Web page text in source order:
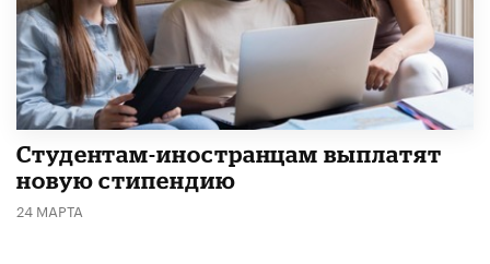
Студентам-иностранцам выплатят
новую стипендию
24 МАРТА